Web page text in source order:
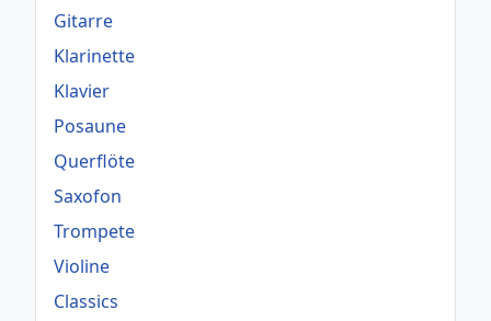
Gitarre
Klarinette
Klavier
Posaune
Querflöte
Saxofon
Trompete
Violine
Classics